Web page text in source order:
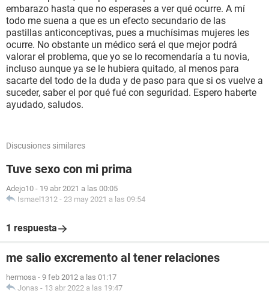
embarazo hasta que no esperases a ver qué ocurre. A mí
todo me suena a que es un efecto secundario de las
pastillas anticonceptivas, pues a muchísimas mujeres les
ocurre. No obstante un médico será el que mejor podrá
valorar el problema, que yo se lo recomendaría a tu novia,
incluso aunque ya se le hubiera quitado, al menos para
sacarte del todo de la duda y de paso para que si os vuelve a
suceder, saber el por qué fué con seguridad. Espero haberte
ayudado, saludos.
Discusiones similares
Tuve sexo con mi prima
Adejo10 - 19 abr 2021 a las 00:05
Ismael1312 - 23 may 2021 a las 09:54
1 respuesta
me salio excremento al tener relaciones
hermosa - 9 feb 2012 a las 01:17
Jonas - 13 abr 2022 a las 19:47